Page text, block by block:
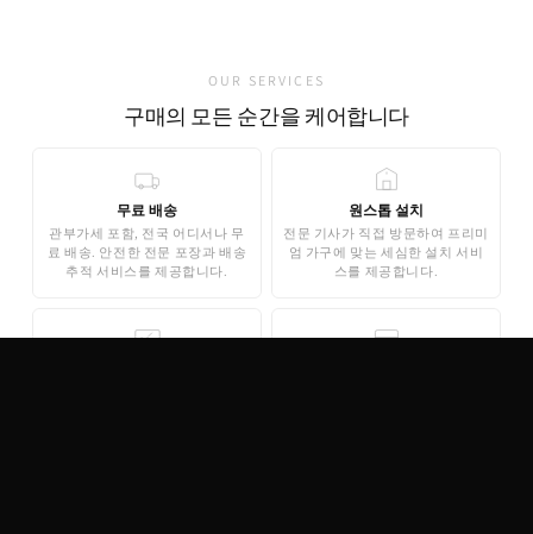
OUR SERVICES
구매의 모든 순간을 케어합니다
무료 배송
관부가세 포함, 전국 어디서나 무
료 배송. 안전한 전문 포장과 배송
추적 서비스를 제공합니다.
원스톱 설치
전문 기사가 직접 방문하여 프리미
엄 가구에 맞는 세심한 설치 서비
스를 제공합니다.